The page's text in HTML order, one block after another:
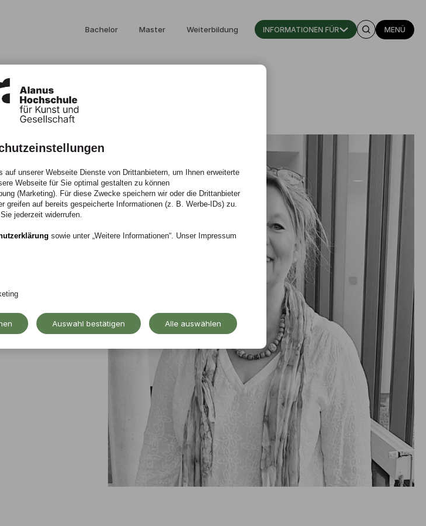
Bachelor Master Weiterbildung INFORMATIONEN FÜR MENÜ
unserer Webseite Dienste von Drittanbietern, um Ihnen erweiterte
Webseite für Sie optimal gestalten zu können
(Marketing). Für diese Zwecke speichern wir oder die Drittanbieter
greifen auf bereits gespeicherte Informationen (z. B. Werbe-IDs) zu.
jederzeit widerrufen.
sowie unter „Weitere Informationen“. Unser Impressum
Auswahl bestätigen Alle auswählen